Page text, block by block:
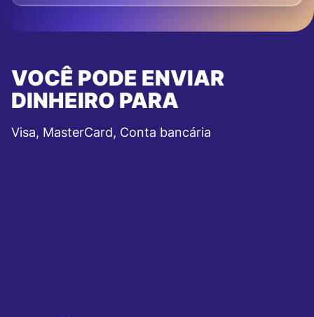
VOCÊ PODE ENVIAR
DINHEIRO PARA
Visa, MasterCard, Conta bancária